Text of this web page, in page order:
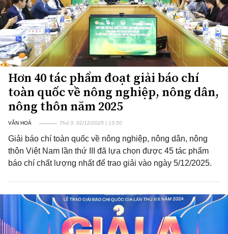
Hơn 40 tác phẩm đoạt giải báo chí
toàn quốc về nông nghiệp, nông dân,
nông thôn năm 2025
VĂN HOÁ Thứ 3, 02/12/2025 | 13:50
Giải báo chí toàn quốc về nông nghiệp, nông dân, nông
thôn Việt Nam lần thứ III đã lựa chọn được 45 tác phẩm
báo chí chất lượng nhất để trao giải vào ngày 5/12/2025.